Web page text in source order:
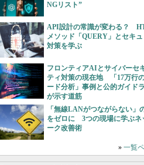
NGリスト”
API設計の常識が変わる？
メソッド「QUERY」とセキュ
対策を学ぶ
フロンティアAIとサイバーセ
ティ対策の現在地 「17万行
ード分析」事例と公的ガイド
が示す道筋
「無線LANがつながらない」
をゼロに 3つの現場に学ぶネ
ーク改善術
» 一覧